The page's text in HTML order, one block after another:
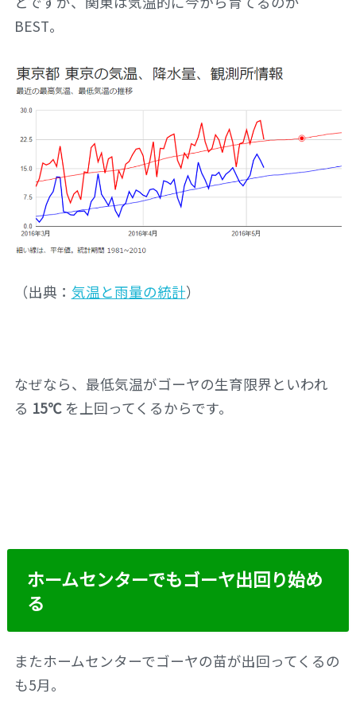
BEST。
（出典： 気温と雨量の統計）
なぜなら、最低気温がゴーヤの生育限界といわれ
る 15℃ を上回ってくるからです。
ホームセンターでもゴーヤ出回り始め
る
またホームセンターでゴーヤの苗が出回ってくるの
も5月。